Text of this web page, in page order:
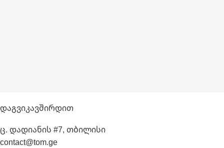
Დაგვიკავშირდით
ც. დადიანის #7, თბილისი
contact@tom.ge